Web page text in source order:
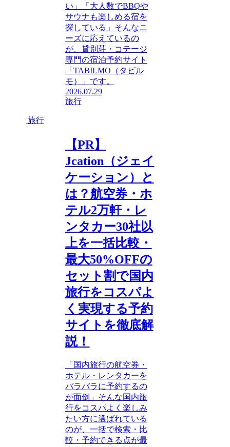
い」「大人数でBBQや
サウナも楽しめる宿を
探している」そんなニ
ーズに応えているの
が、貸別荘・コテージ
専門の宿泊予約サイト
「TABILMO（タビル
モ）」です。
2026.07.29
旅行
旅行
【PR】
Jcation（ジェイ
ケーション）と
は？航空券・ホ
テル2万軒・レ
ンタカー30社以
上を一括比較・
最大50%OFFの
セット割で国内
旅行をコスパよ
く実現する予約
サイトを徹底解
説！
「国内旅行の航空券・
ホテル・レンタカーを
バラバラに予約するの
が面倒」そんな国内旅
行をコスパよく楽しみ
たい方に選ばれている
のが、一括で検索・比
較・予約できる点が最